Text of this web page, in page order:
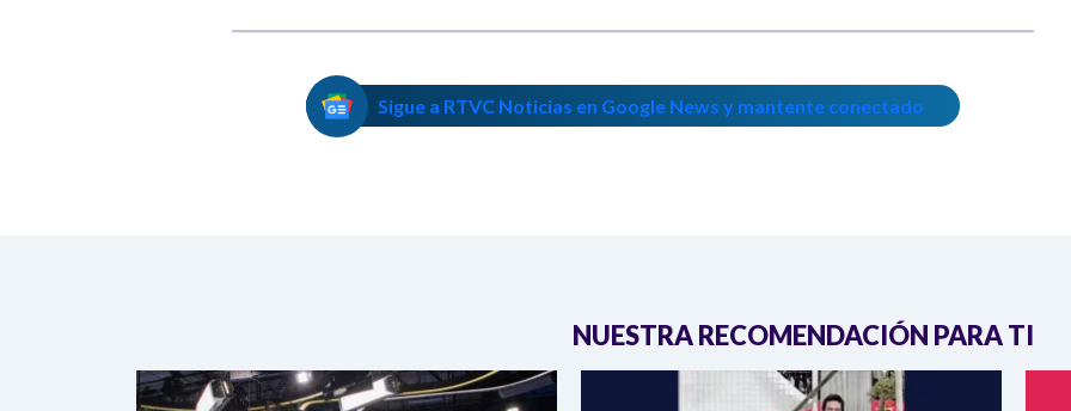
Sigue a RTVC Noticias en Google News y mantente conectado
NUESTRA RECOMENDACIÓN PARA TI